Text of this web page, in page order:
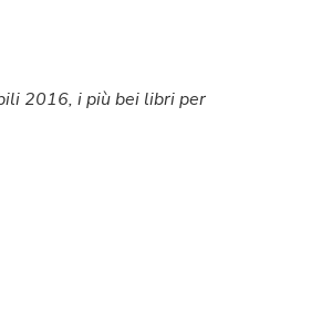
2016, i più bei libri per